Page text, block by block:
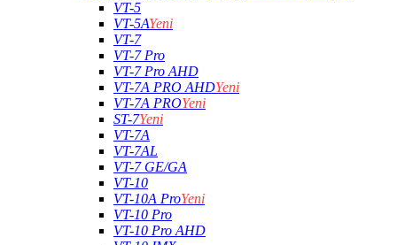
VT-5
VT-5AYeni
VT-7
VT-7 Pro
VT-7 Pro AHD
VT-7A PRO AHDYeni
VT-7A PROYeni
ST-7Yeni
VT-7A
VT-7AL
VT-7 GE/GA
VT-10
VT-10A ProYeni
VT-10 Pro
VT-10 Pro AHD